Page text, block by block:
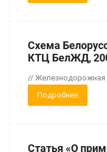
Схема
КТЦ БелЖД,
// Железнодорожная
Подробнее
Статья «О